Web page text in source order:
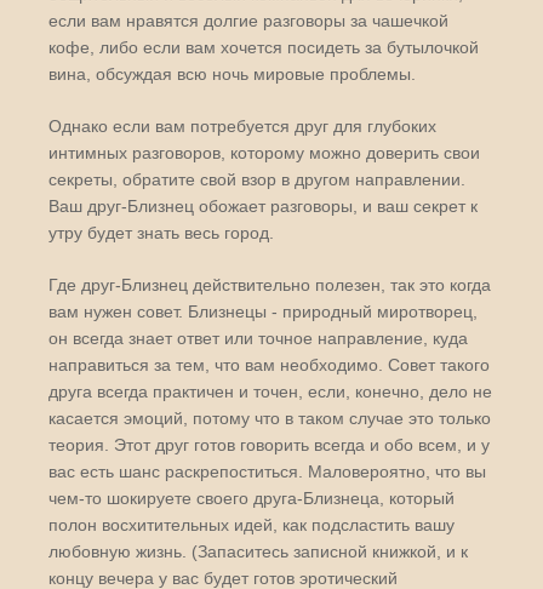
если вам нравятся долгие разговоры за чашечкой
кофе, либо если вам хочется посидеть за бутылочкой
вина, обсуждая всю ночь мировые проблемы.
Однако если вам потребуется друг для глубоких
интимных разговоров, которому можно доверить свои
секреты, обратите свой взор в другом направлении.
Ваш друг-Близнец обожает разговоры, и ваш секрет к
утру будет знать весь город.
Где друг-Близнец действительно полезен, так это когда
вам нужен совет. Близнецы - природный миротворец,
он всегда знает ответ или точное направление, куда
направиться за тем, что вам необходимо. Совет такого
друга всегда практичен и точен, если, конечно, дело не
касается эмоций, потому что в таком случае это только
теория. Этот друг готов говорить всегда и обо всем, и у
вас есть шанс раскрепоститься. Маловероятно, что вы
чем-то шокируете своего друга-Близнеца, который
полон восхитительных идей, как подсластить вашу
любовную жизнь. (Запаситесь записной книжкой, и к
концу вечера у вас будет готов эротический